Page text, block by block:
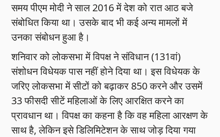
समय पीएम मोदी ने साल 2016 में देश को रात आठ बजे
संबोधित किया था। उसके बाद भी कई अन्य मामलों में
उनका संबोधन हुआ है।
शनिवार को लोकसभा में विपक्ष ने संविधान (131वां)
संशोधन विधेयक पास नहीं होने दिया था। इस विधेयक के
जरिए लोकसभा में सीटों को बढ़ाकर 850 करने और उसमें
33 फीसदी सीटें महिलाओं के लिए आरक्षित करने का
प्रावधान था। विपक्ष का कहना है कि वह महिला आरक्षण के
साथ है, लेकिन इसे डिलिमिटेशन के साथ जोड़ दिया गया